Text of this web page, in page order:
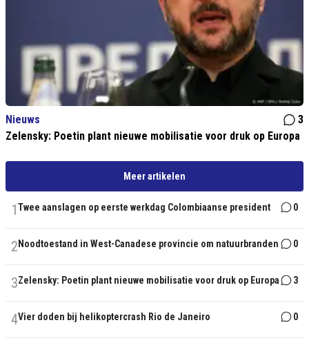
Nieuws
3
Zelensky: Poetin plant nieuwe mobilisatie voor druk op Europa
Meer artikelen
1Twee aanslagen op eerste werkdag Colombiaanse president 0
2 Noodtoestand in West-Canadese provincie om natuurbranden 0
3Zelensky: Poetin plant nieuwe mobilisatie voor druk op Europa 3
4Vier doden bij helikoptercrash Rio de Janeiro 0